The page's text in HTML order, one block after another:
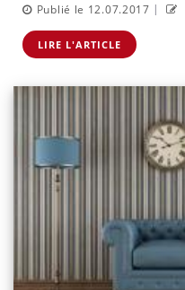
Publié le 12.07.2017 |
LIRE L'ARTICLE